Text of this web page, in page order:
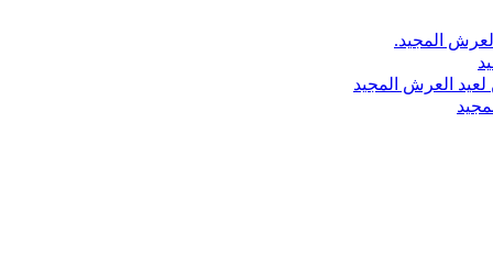
المجيد.
العرش المجيد